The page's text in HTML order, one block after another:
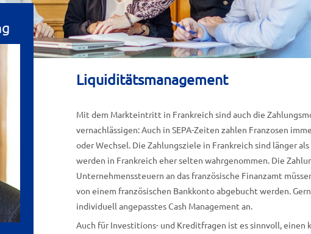
Liquiditätsmanagement
Mit dem Markteintritt in Frankreich sind auch die
vernachlässigen: Auch in SEPA-Zeiten zahlen Franzosen
oder Wechsel. Die Zahlungsziele in Frankreich sind länger
werden in Frankreich eher selten wahrgenommen. Die
Unternehmenssteuern an das französische Finanzamt
von einem französischen Bankkonto abgebucht werden.
individuell angepasstes Cash Management an.
Auch für Investitions- und Kreditfragen ist es sinnvoll, einen